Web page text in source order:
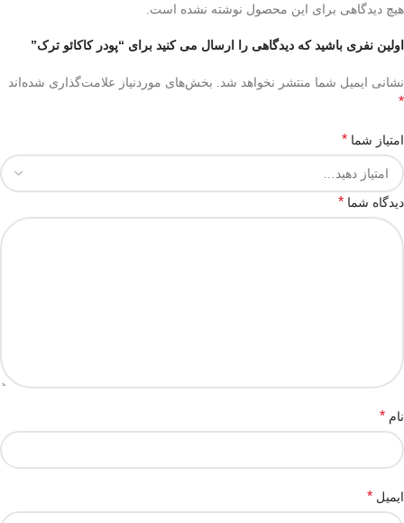
هیچ دیدگاهی برای این محصول نوشته نشده است.
اولین نفری باشید که دیدگاهی را ارسال می کنید برای “پودر کاکائو ترک”
نشانی ایمیل شما منتشر نخواهد شد. بخش‌های موردنیاز علامت‌گذاری شده‌اند
*
امتیاز شما *
دیدگاه شما *
نام *
ایمیل *